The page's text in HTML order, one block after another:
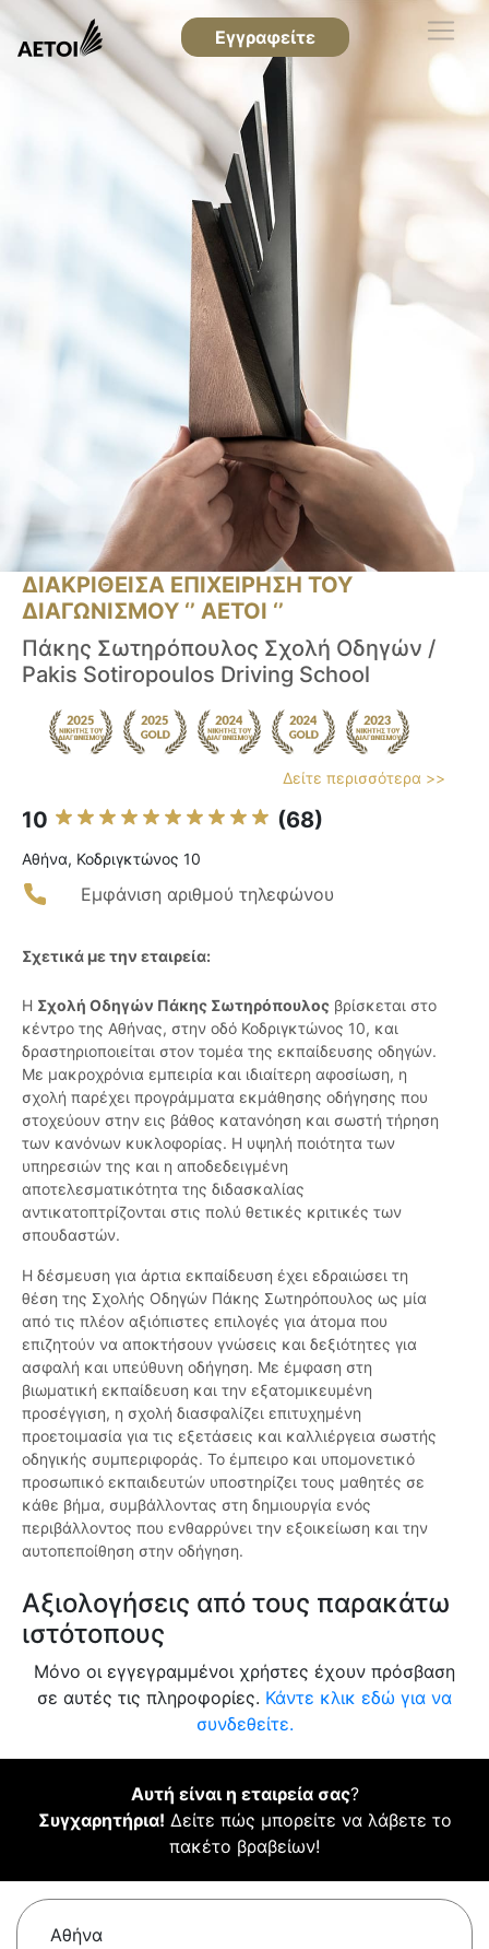
Εγγραφείτε
ΔΙΑΚΡΙΘΕΙΣΑ ΕΠΙΧΕΙΡΗΣΗ ΤΟΥ
ΔΙΑΓΩΝΙΣΜΟΥ ‘’ ΑΕΤΟΙ ‘’
Πάκης Σωτηρόπουλος Σχολή Οδηγών /
Pakis Sotiropoulos Driving School
Δείτε περισσότερα >>
10 (68)
Αθήνα, Κοδριγκτώνος 10
Εμφάνιση αριθμού τηλεφώνου
Σχετικά με την εταιρεία:
Η Σχολή Οδηγών Πάκης Σωτηρόπουλος βρίσκεται στο
κέντρο της Αθήνας, στην οδό Κοδριγκτώνος 10, και
δραστηριοποιείται στον τομέα της εκπαίδευσης οδηγών.
Με μακροχρόνια εμπειρία και ιδιαίτερη αφοσίωση, η
σχολή παρέχει προγράμματα εκμάθησης οδήγησης που
στοχεύουν στην εις βάθος κατανόηση και σωστή τήρηση
των κανόνων κυκλοφορίας. Η υψηλή ποιότητα των
υπηρεσιών της και η αποδεδειγμένη
αποτελεσματικότητα της διδασκαλίας
αντικατοπτρίζονται στις πολύ θετικές κριτικές των
σπουδαστών.
Η δέσμευση για άρτια εκπαίδευση έχει εδραιώσει τη
θέση της Σχολής Οδηγών Πάκης Σωτηρόπουλος ως μία
από τις πλέον αξιόπιστες επιλογές για άτομα που
επιζητούν να αποκτήσουν γνώσεις και δεξιότητες για
ασφαλή και υπεύθυνη οδήγηση. Με έμφαση στη
βιωματική εκπαίδευση και την εξατομικευμένη
προσέγγιση, η σχολή διασφαλίζει επιτυχημένη
προετοιμασία για τις εξετάσεις και καλλιέργεια σωστής
οδηγικής συμπεριφοράς. Το έμπειρο και υπομονετικό
προσωπικό εκπαιδευτών υποστηρίζει τους μαθητές σε
κάθε βήμα, συμβάλλοντας στη δημιουργία ενός
περιβάλλοντος που ενθαρρύνει την εξοικείωση και την
αυτοπεποίθηση στην οδήγηση.
Αξιολογήσεις από τους παρακάτω
ιστότοπους
Μόνο οι εγγεγραμμένοι χρήστες έχουν πρόσβαση
σε αυτές τις πληροφορίες. Κάντε κλικ εδώ για να
συνδεθείτε.
Αυτή είναι η εταιρεία σας?
Συγχαρητήρια! Δείτε πώς μπορείτε να λάβετε το
πακέτο βραβείων!
Αθήνα